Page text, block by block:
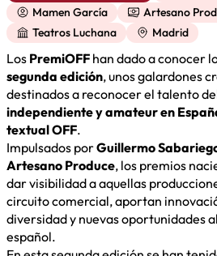
Mamen García
Artesano
Teatros Luchana
Madrid
Los PremiOFF han dado a conocer
segunda edición, unos galardones
destinados a reconocer el talento
independiente y amateur en
textual OFF.
Impulsados porGuillermo
Artesano Produce, los premios
dar visibilidad a aquellas
circuito comercial, aportan
diversidad y nuevas oportunidades
español.